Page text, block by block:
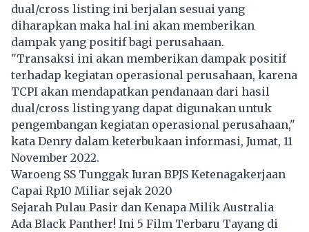
dual/cross listing ini berjalan sesuai yang
diharapkan maka hal ini akan memberikan
dampak yang positif bagi perusahaan.
"Transaksi ini akan memberikan dampak positif
terhadap kegiatan operasional perusahaan, karena
TCPI akan mendapatkan pendanaan dari hasil
dual/cross listing yang dapat digunakan untuk
pengembangan kegiatan operasional perusahaan,"
kata Denry dalam keterbukaan informasi, Jumat, 11
November 2022.
Waroeng SS Tunggak Iuran BPJS Ketenagakerjaan
Capai Rp10 Miliar sejak 2020
Sejarah Pulau Pasir dan Kenapa Milik Australia
Ada Black Panther! Ini 5 Film Terbaru Tayang di